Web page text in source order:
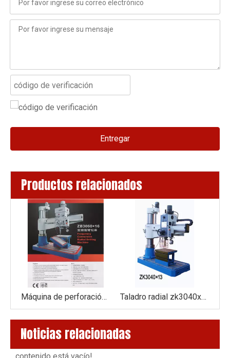
Entregar
Productos relacionados
Máquina de perforación radial de frecuencia ZB3060X16 Taladro radial zk3040x13
Noticias relacionadas